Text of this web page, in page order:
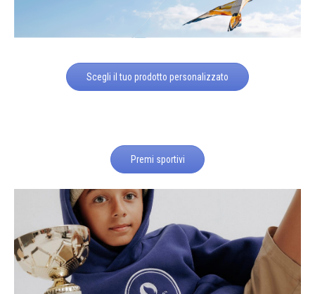
Scegli il tuo prodotto personalizzato
Premi sportivi